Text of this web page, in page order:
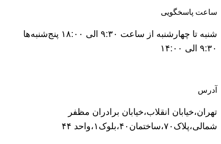
ساعت پاسخگویی
شنبه تا چهارشنبه از ساعت ۹:۳۰ الی ۱۸:۰۰ پنج‌شنبه‌ها
۹:۳۰ الی ۱۴:۰۰
آدرس
تهران،خیابان انقلاب،خیابان برادران مظفر
شمالی،پلاک۷۰،ساختمان۴۰،بلوک۱،واحد ۴۴